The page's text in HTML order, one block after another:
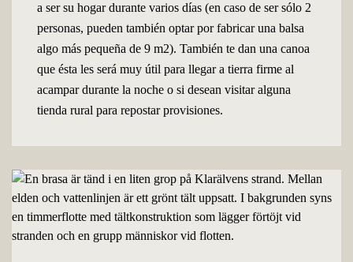
a ser su hogar durante varios días (en caso de ser sólo 2
personas, pueden también optar por fabricar una balsa
algo más pequeña de 9 m2). También te dan una canoa
que ésta les será muy útil para llegar a tierra firme al
acampar durante la noche o si desean visitar alguna
tienda rural para repostar provisiones.